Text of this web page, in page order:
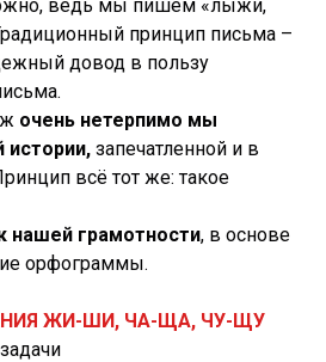
ведь мы пишем «лыжи,
принцип письма –
довод в пользу
очень нетерпимо мы
истории, запечатленной и в
всё тот же: такое
нашей грамотности, в основе
орфограммы.
ЖИ-ШИ, ЧА-ЩА, ЧУ-ЩУ